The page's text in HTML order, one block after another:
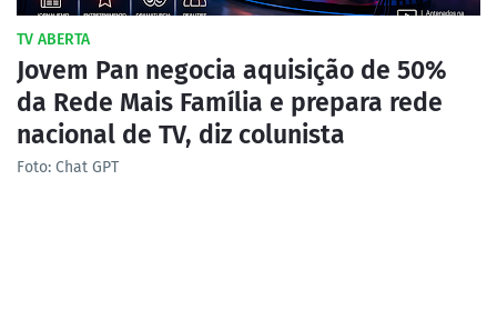
TV ABERTA
Jovem Pan negocia aquisição de 50%
da Rede Mais Família e prepara rede
nacional de TV, diz colunista
Foto: Chat GPT